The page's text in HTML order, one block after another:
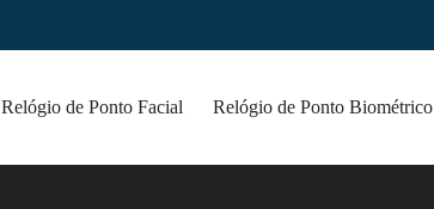
Relógio de Ponto Facial Relógio de Ponto Biométrico